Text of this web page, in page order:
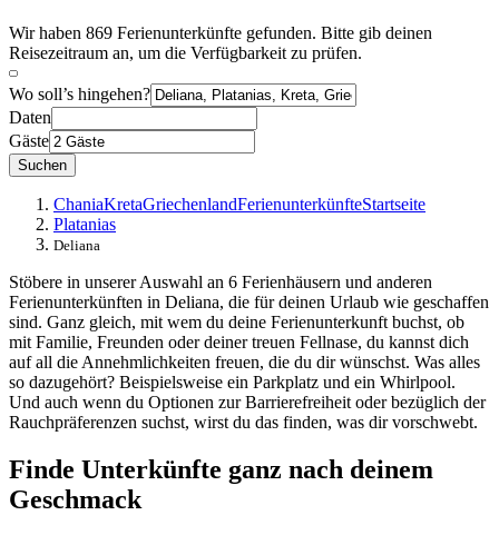
Wir haben 869 Ferienunterkünfte gefunden. Bitte gib deinen
Reisezeitraum an, um die Verfügbarkeit zu prüfen.
Wo soll’s hingehen?
Daten
Gäste
Suchen
ChaniaKretaGriechenlandFerienunterkünfteStartseite
Platanias
Deliana
Stöbere in unserer Auswahl an 6 Ferienhäusern und anderen
Ferienunterkünften in Deliana, die für deinen Urlaub wie geschaffen
sind. Ganz gleich, mit wem du deine Ferienunterkunft buchst, ob
mit Familie, Freunden oder deiner treuen Fellnase, du kannst dich
auf all die Annehmlichkeiten freuen, die du dir wünschst. Was alles
so dazugehört? Beispielsweise ein Parkplatz und ein Whirlpool.
Und auch wenn du Optionen zur Barrierefreiheit oder bezüglich der
Rauchpräferenzen suchst, wirst du das finden, was dir vorschwebt.
Finde Unterkünfte ganz nach deinem
Geschmack